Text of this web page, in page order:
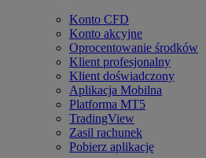
Konto CFD
Konto akcyjne
Oprocentowanie środków
Klient profesjonalny
Klient doświadczony
Aplikacja Mobilna
Platforma MT5
TradingView
Zasil rachunek
Pobierz aplikację